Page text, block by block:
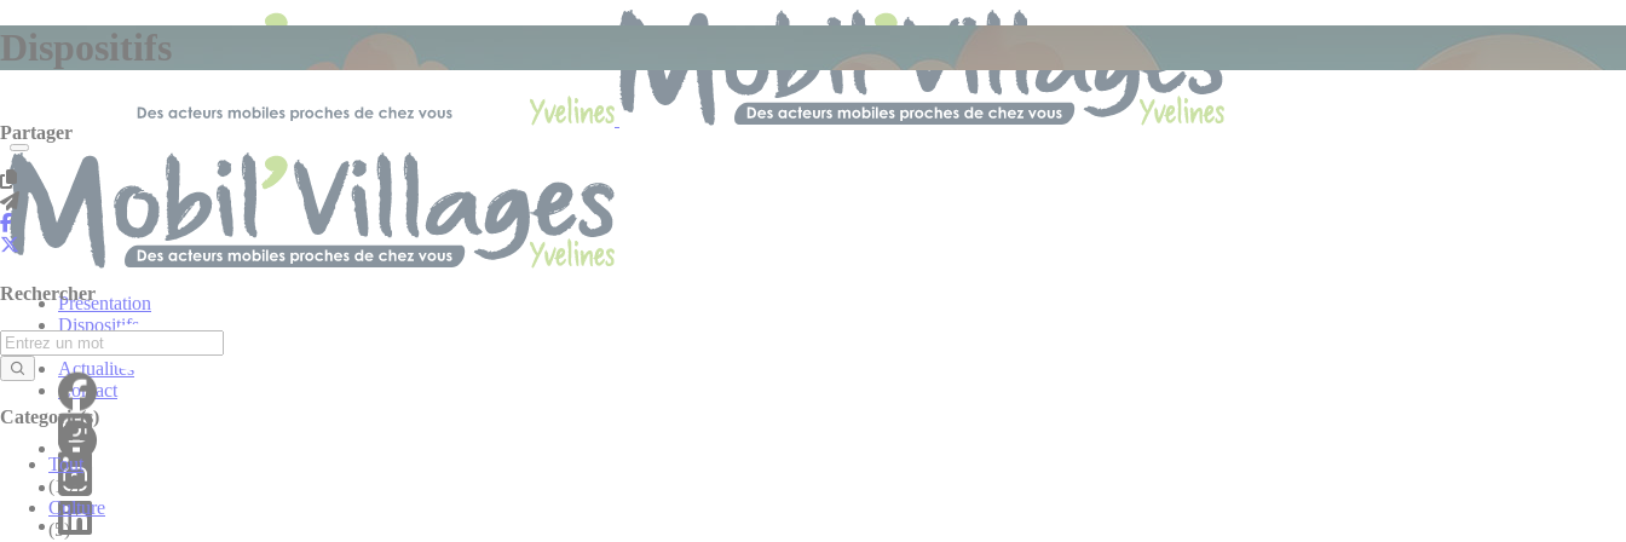
Présentation
Dispositifs
Carte interactive
Actualités
Contact
Dispositifs
Partager
Rechercher
Categorie(s)
Tout
(19)
Culture
(5)